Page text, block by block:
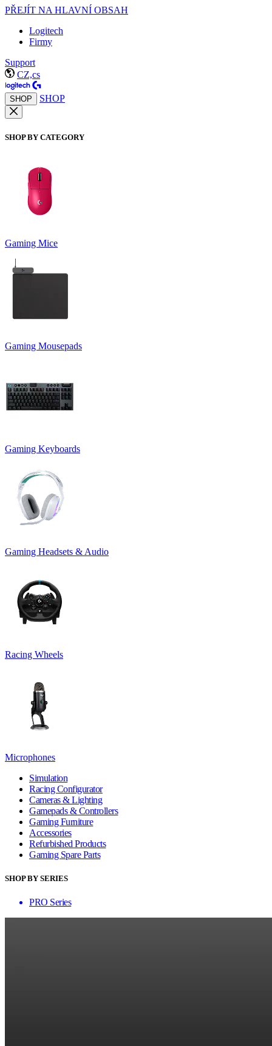
PŘEJÍT NA HLAVNÍ OBSAH
Logitech
Firmy
Support
CZ,cs
SHOP SHOP
SHOP BY CATEGORY
Gaming Mice
Gaming Mousepads
Gaming Keyboards
Gaming Headsets & Audio
Racing Wheels
Microphones
Simulation
Racing Configurator
Cameras & Lighting
Gamepads & Controllers
Gaming Furniture
Accessories
Refurbished Products
Gaming Spare Parts
SHOP BY SERIES
PRO Series